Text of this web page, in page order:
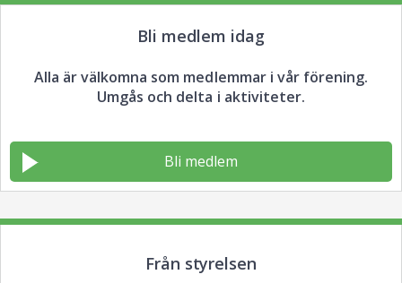
Bli medlem idag
Alla är välkomna som medlemmar i vår förening.
Umgås och delta i aktiviteter.
Bli medlem
Från styrelsen